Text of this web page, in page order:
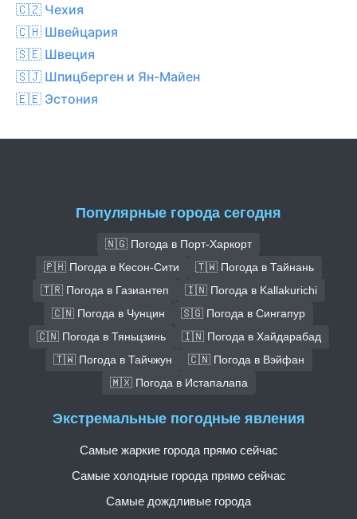
🇨🇿 Чехия
🇨🇭 Швейцария
🇸🇪 Швеция
🇸🇯 Шпицберген и Ян-Майен
🇪🇪 Эстония
Популярные города сегодня
🇳🇬 Погода в Порт-Харкорт
🇵🇭 Погода в Кесон-Сити
🇹🇼 Погода в Тайнань
🇹🇷 Погода в Газиантеп
🇮🇳 Погода в Kallakurichi
🇨🇳 Погода в Чунцин
🇸🇬 Погода в Сингапур
🇨🇳 Погода в Тяньцзинь
🇮🇳 Погода в Хайдарабад
🇹🇼 Погода в Тайчжун
🇨🇳 Погода в Вэйфан
🇲🇽 Погода в Истапалапа
Экстремальные погодные явления
Самые жаркие города прямо сейчас
Самые холодные города прямо сейчас
Самые дождливые города